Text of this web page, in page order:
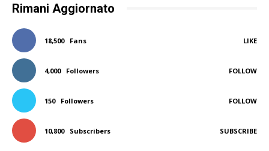
Rimani Aggiornato
18,500 Fans LIKE
4,000 Followers FOLLOW
150 Followers FOLLOW
10,800 Subscribers SUBSCRIBE